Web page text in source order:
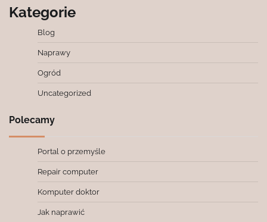
Kategorie
Blog
Naprawy
Ogród
Uncategorized
Polecamy
Portal o przemyśle
Repair computer
Komputer doktor
Jak naprawić